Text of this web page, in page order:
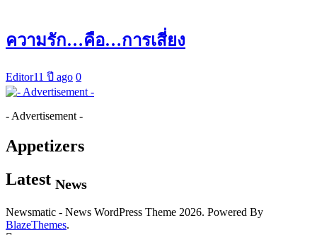
ความรัก…คือ…การเสี่ยง
Editor11 ปี ago 0
- Advertisement -
Appetizers
Latest News
Newsmatic - News WordPress Theme 2026. Powered By
BlazeThemes.